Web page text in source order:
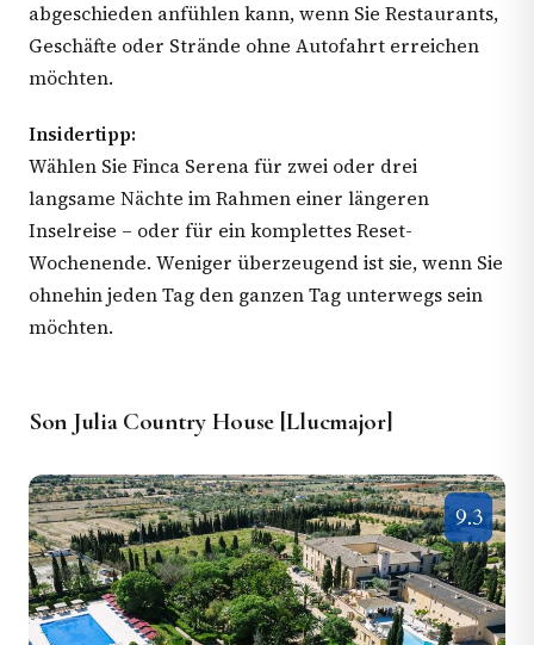
abgeschieden anfühlen kann, wenn Sie Restaurants,
Geschäfte oder Strände ohne Autofahrt erreichen
möchten.
Insidertipp:
Wählen Sie Finca Serena für zwei oder drei
langsame Nächte im Rahmen einer längeren
Inselreise – oder für ein komplettes Reset-
Wochenende. Weniger überzeugend ist sie, wenn Sie
ohnehin jeden Tag den ganzen Tag unterwegs sein
möchten.
Son Julia Country House [Llucmajor]